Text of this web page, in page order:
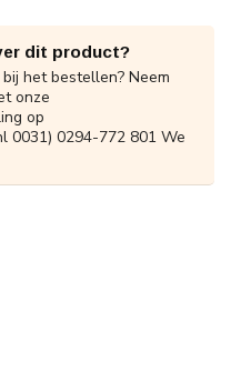
dit product?
het bestellen? Neem
onze
op
0031) 0294-772 801 We